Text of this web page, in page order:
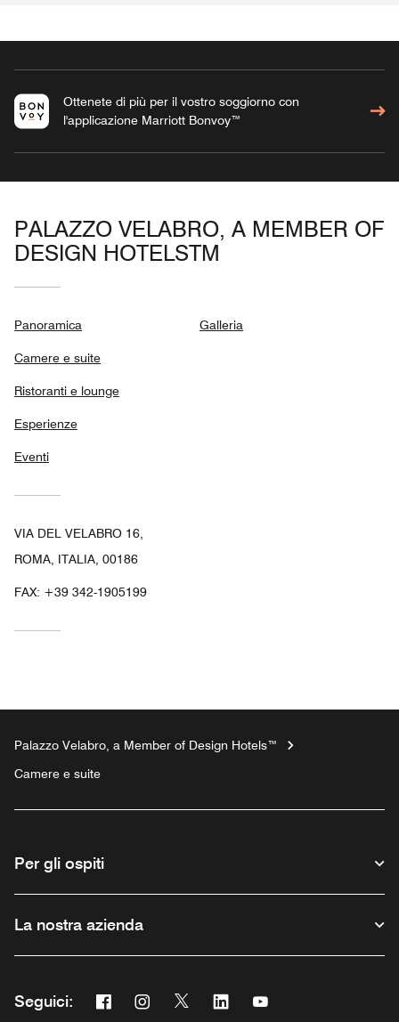
Ottenete di più per il vostro soggiorno con
l'applicazione Marriott Bonvoy™
PALAZZO VELABRO, A MEMBER OF
DESIGN HOTELSTM
Panoramica
Camere e suite
Ristoranti e lounge
Esperienze
Eventi
Galleria
VIA DEL VELABRO 16,
ROMA, ITALIA, 00186
FAX: +39 342-1905199
Palazzo Velabro, a Member of Design Hotels™
Camere e suite
Per gli ospiti
La nostra azienda
Seguici: Facebook
Opens a new window
Instagram
Opens a new window
Twitter
Opens a new window
Linkedin
Opens a new window
Opens a new window